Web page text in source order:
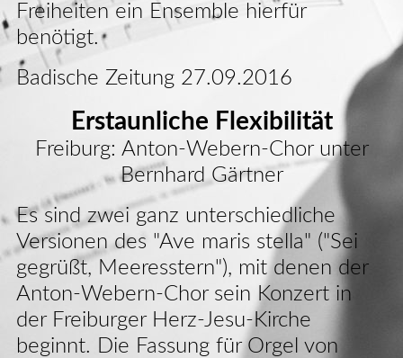
Freiheiten ein Ensemble hierfür
benötigt.
Badische Zeitung 27.09.2016
Erstaunliche Flexibilität
Freiburg: Anton-Webern-Chor unter
Bernhard Gärtner
Es sind zwei ganz unterschiedliche
Versionen des "Ave maris stella" ("Sei
gegrüßt, Meeresstern"), mit denen der
Anton-Webern-Chor sein Konzert in
der Freiburger Herz-Jesu-Kirche
beginnt. Die Fassung für Orgel von